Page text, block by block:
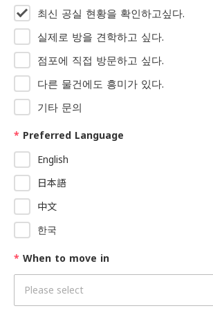
최신 공실 현황을 확인하고싶다.
실제로 방을 견학하고 싶다.
점포에 직접 방문하고 싶다.
다른 물건에도 흥미가 있다.
기타 문의
* Preferred Language
English
日本語
中文
한국
* When to move in